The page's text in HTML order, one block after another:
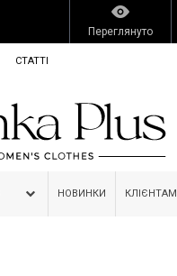
Переглянуто
СТАТТІ
НОВИНКИ КЛІЄНТАМ